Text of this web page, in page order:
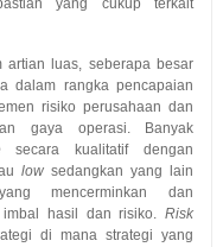
yang cukup terkait
artian luas, seberapa besar
dalam rangka pencapaian
risiko perusahaan dan
gaya operasi. Banyak
secara kualitatif dengan
low sedangkan yang lain
mencerminkan dan
imbal hasil dan risiko.Risk
di mana strategi yang